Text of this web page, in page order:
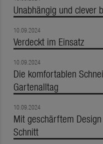
Unabhängig und clever
10.09.2024
Verdeckt im Einsatz
10.09.2024
Die komfortablen
Gartenalltag
10.09.2024
Mit geschärftem
Schnitt